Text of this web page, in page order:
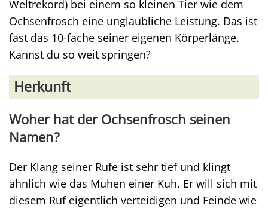
Weltrekord) bei einem so kleinen Tier wie dem
Ochsenfrosch eine unglaubliche Leistung. Das ist
fast das 10-fache seiner eigenen Körperlänge.
Kannst du so weit springen?
Herkunft
Woher hat der Ochsenfrosch seinen
Namen?
Der Klang seiner Rufe ist sehr tief und klingt
ähnlich wie das Muhen einer Kuh. Er will sich mit
diesem Ruf eigentlich verteidigen und Feinde wie